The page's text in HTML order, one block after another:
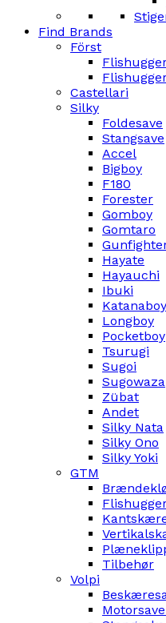
Find Brands
Först
Castellari
Silky
Foldesave
Stangsave
Accel
Bigboy
F180
Forester
Gomboy
Gomtaro
Hayate
Hayauchi
Ibuki
Katanaboy
Longboy
Pocketboy
Tsurugi
Sugoi
Sugowaza
Zübat
Andet
Silky Nata
Silky Ono
Silky Yoki
GTM
Tilbehør
Volpi